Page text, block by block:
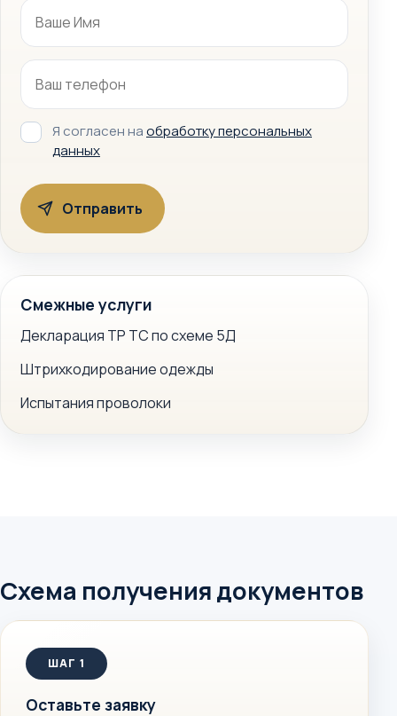
Я согласен наобработку персональных
данных
Смежные услуги
Декларация ТР ТС по схеме 5Д
Штрихкодирование одежды
Испытания проволоки
Схема получения документов
Оставьте заявку